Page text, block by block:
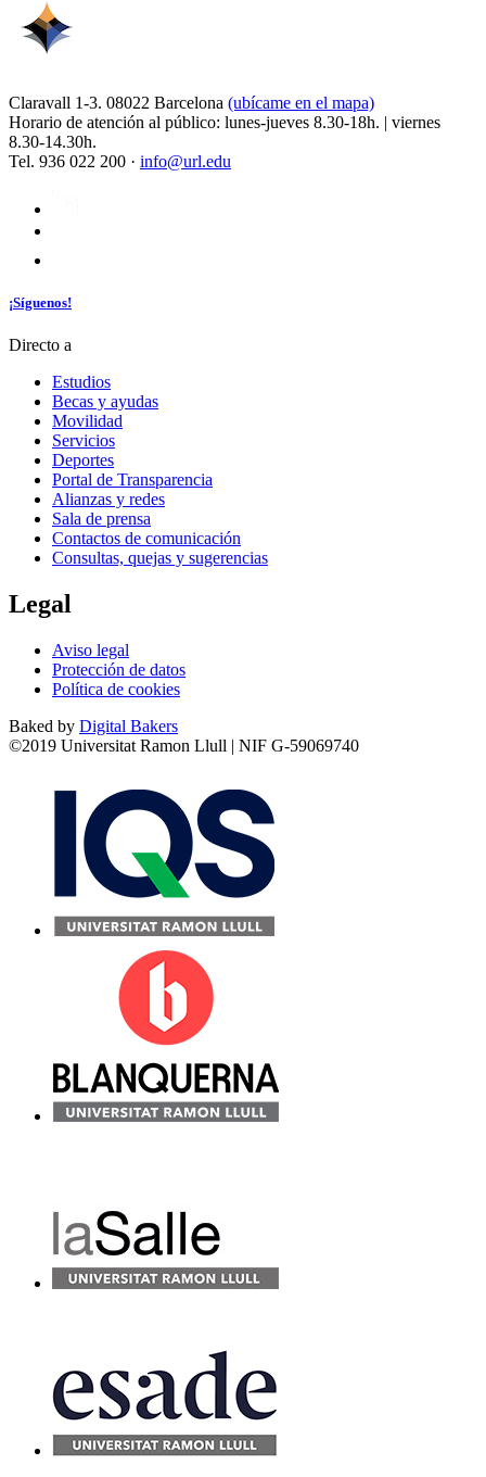
Claravall 1-3. 08022 Barcelona (ubícame en el mapa)
Horario de atención al público: lunes-jueves 8.30-18h. | viernes
8.30-14.30h.
Tel. 936 022 200 · info@url.edu
¡Síguenos!
Directo a
Estudios
Becas y ayudas
Movilidad
Servicios
Deportes
Portal de Transparencia
Alianzas y redes
Sala de prensa
Contactos de comunicación
Consultas, quejas y sugerencias
Legal
Aviso legal
Protección de datos
Política de cookies
Baked by Digital Bakers
©2019 Universitat Ramon Llull | NIF G-59069740